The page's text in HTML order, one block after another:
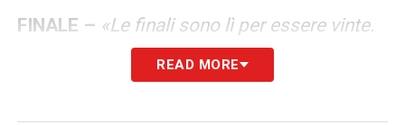
FINALE – «Le finali sono lì per essere vinte.
Le squadre italiane sono sempre speciali e
forti in difesa. L’Atalanta è ancora più
READ MORE